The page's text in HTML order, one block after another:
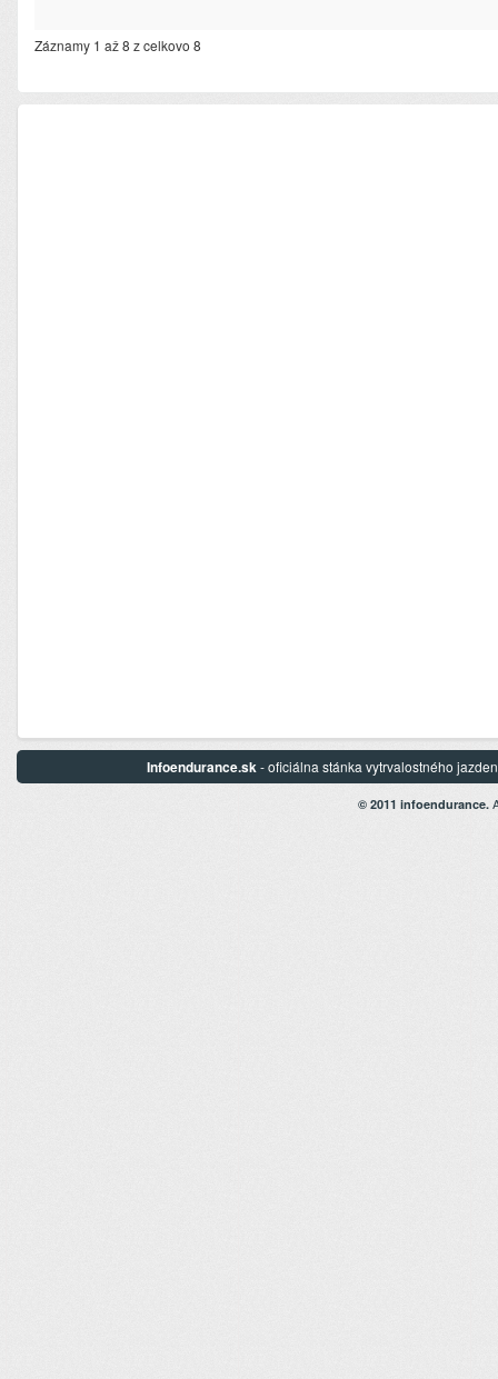
Záznamy 1 až 8 z celkovo 8
Infoendurance.sk- oficiálna stánka vytrvalostného
© 2011 infoendurance.